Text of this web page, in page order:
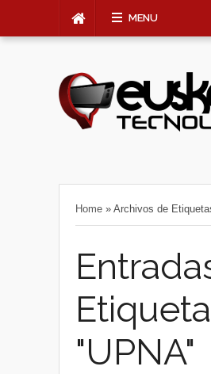
MENU
Home » Archivos de
"UPNA"